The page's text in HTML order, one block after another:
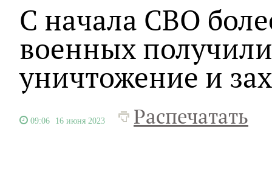
С начала СВО
военных
уничтожение и
09:06 16 июня 2023 Распечатать